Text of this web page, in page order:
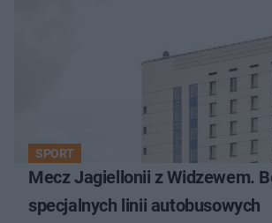
SPORT
Mecz Jagiellonii z Widzewem.
specjalnych linii autobusowych